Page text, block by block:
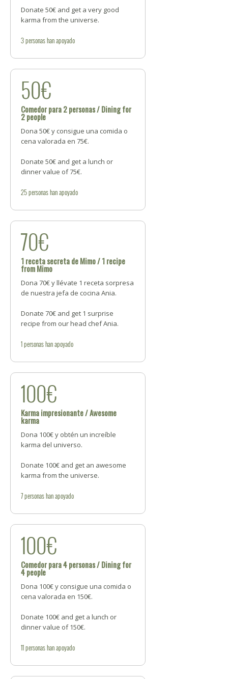
Donate 50€ and get a very good
karma from the universe.
3personashan apoyado
50€
Comedor para 2 personas / Dining for
2 people
Dona 50€ y consigue una comida o
cena valorada en 75€.
Donate 50€ and get a lunch or
dinner value of 75€.
25personashan apoyado
70€
1 receta secreta de Mimo / 1 recipe
from Mimo
Dona 70€ y llévate 1 receta sorpresa
de nuestra jefa de cocina Ania.
Donate 70€ and get 1 surprise
recipe from our head chef Ania.
1personashan apoyado
100€
Karma impresionante / Awesome
karma
Dona 100€ y obtén un increíble
karma del universo.
Donate 100€ and get an awesome
karma from the universe.
7personashan apoyado
100€
Comedor para 4 personas / Dining for
4 people
Dona 100€ y consigue una comida o
cena valorada en 150€.
Donate 100€ and get a lunch or
dinner value of 150€.
11personashan apoyado